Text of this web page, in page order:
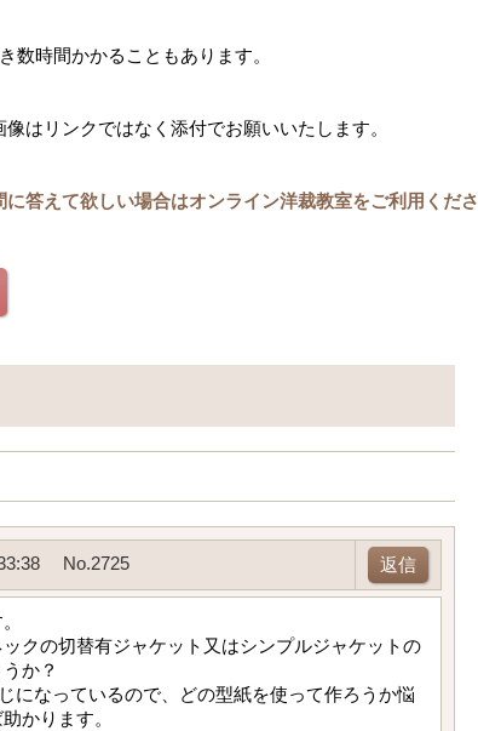
時間かかることもあります。
はリンクではなく添付でお願いいたします。
答えて欲しい場合はオンライン洋裁教室をご利用くださ
No.2725 返信
クの切替有ジャケット又はシンプルジャケットの
か？
になっているので、どの型紙を使って作ろうか悩
かります。